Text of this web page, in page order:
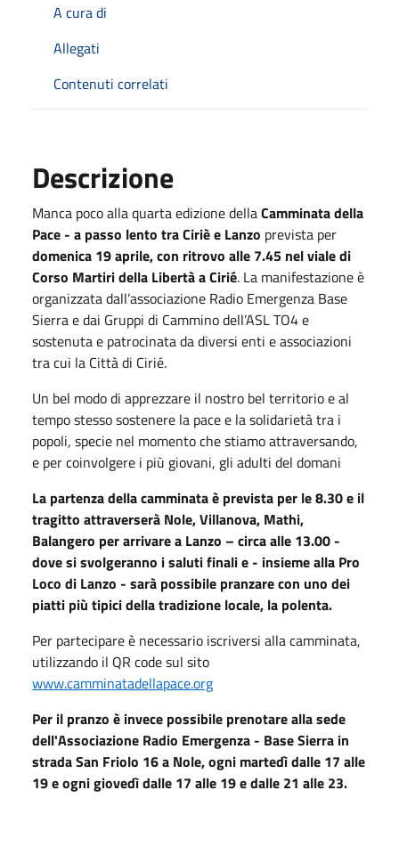
A cura di
Allegati
Contenuti correlati
Descrizione
Manca pocoalla quarta edizione dellaCamminata della
Pace - a passo lento tra Ciriè e Lanzo prevista per
domenica 19 aprile, con ritrovo alle 7.45 nel viale di
Corso Martiri della Libertà a Cirié. La manifestazione è
organizzata dall’associazione Radio Emergenza Base
Sierra e dai Gruppi di Cammino dell’ASL TO4 e
sostenuta e patrocinata da diversi enti e associazioni
tra cui la Città di Cirié.
Un bel modo di apprezzare il nostro bel territorio e al
tempo stesso sostenere la pace e la solidarietà tra i
popoli, specie nel momento che stiamo attraversando,
e per coinvolgere i più giovani, gli adulti del domani
La partenza della camminata è prevista per le 8.30 e il
tragitto attraverserà Nole, Villanova, Mathi,
Balangero per arrivare a Lanzo – circa alle 13.00 -
dove si svolgeranno i saluti finali e - insieme alla Pro
Loco di Lanzo - sarà possibile pranzare con uno dei
piatti più tipicidella tradizione locale, la polenta.
Per partecipare è necessario iscriversi allacamminata,
utilizzando il QR codesul sito
www.camminatadellapace.org
Per il pranzo è invece possibile prenotareallasede
dell'Associazione Radio Emergenza - Base Sierra in
strada San Friolo 16 a Nole,ogni martedì dalle 17 alle
19 e ogni giovedì dalle 17 alle 19 e dalle 21 alle 23.